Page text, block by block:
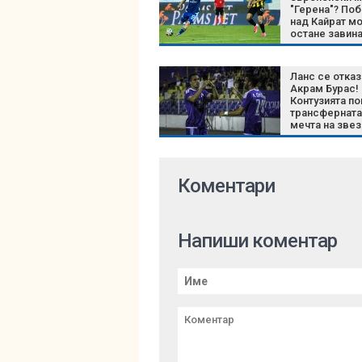
"Герена"?
над Кайрат
остане
историята на
Ланс се
Акрам Бурас!
Контузията
трансферната
мечта на
на Левски
Коментари
Напиши коментар